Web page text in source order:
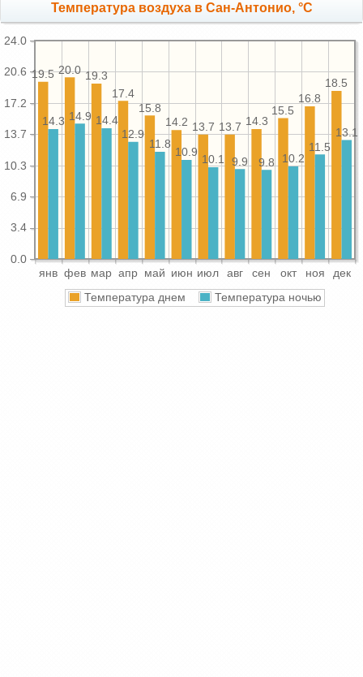
Температура воздуха в Сан-Антонио, °C
янв фев мар апр май июн июл авг сен окт ноя дек
0.0
3.4
6.9
10.3
13.7
17.2
20.6
24.0
18.5
16.8
15.5
14.3
13.7
13.7
14.2
15.8
17.4
19.3
20.0
19.5
13.1
11.5
10.2
9.8
9.9
10.1
10.9
11.8
12.9
14.4
14.9
14.3
Температура днем Температура ночью